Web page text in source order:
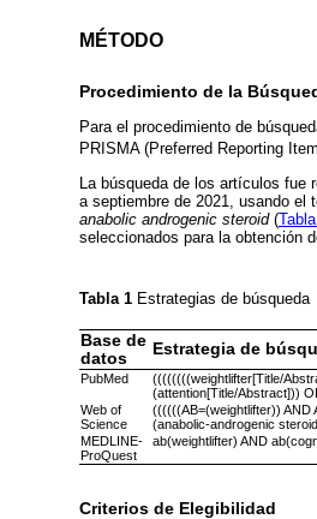
MÉTODO
Procedimiento de la
Para el procedimiento de
PRISMA (Preferred Reporting
La búsqueda de los artículos fue
a septiembre de 2021, usando el
anabolic androgenic steroid(
seleccionados para la obtención
Tabla 1 Estrategias de búsqueda
Base de
datos
Estrategia de
PubMed
((((((((weightlifter[Title/
(attention[Title/Abstract]))
Web of
Science
((((((AB=(weightlifter)) AND
(anabolic-androgenic
MEDLINE-
ProQuest
ab(weightlifter) AND
Criterios de Elegibilidad